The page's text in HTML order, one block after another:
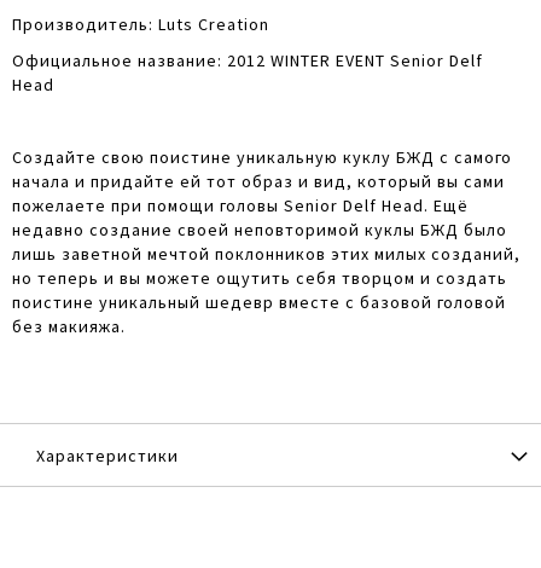
Производитель: Luts Creation
Официальное название: 2012 WINTER EVENT Senior Delf
Head
Создайте свою поистине уникальную куклу БЖД с самого
начала и придайте ей тот образ и вид, который вы сами
пожелаете при помощи головы Senior Delf Head. Ещё
недавно создание своей неповторимой куклы БЖД было
лишь заветной мечтой поклонников этих милых созданий,
но теперь и вы можете ощутить себя творцом и создать
поистине уникальный шедевр вместе с базовой головой
без макияжа.
Характеристики